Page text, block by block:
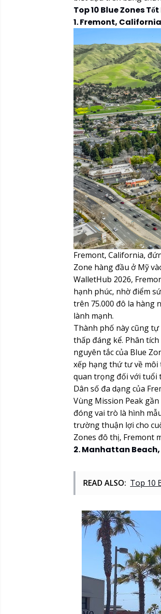
Top 10 Blue Zones
1. Fremont,
Fremont, California,
Zone hàng đầu ở Mỹ
WalletHub 2026,
hạnh phúc, nhờ điểm
trên 75.000 đô la hàng
lành mạnh.
Thành phố này cũng tự
thấp đáng kể. Phân
nguyên tắc của Blue
xếp hạng thứ tư về
quan trọng đối với tuổi
Dân số đa dạng của
Vùng Mission Peak
đóng vai trò là hình
trường thuận lợi cho
Zones đô thị, Fremont
2. Manhattan Beach,
READ ALSO: Top 10